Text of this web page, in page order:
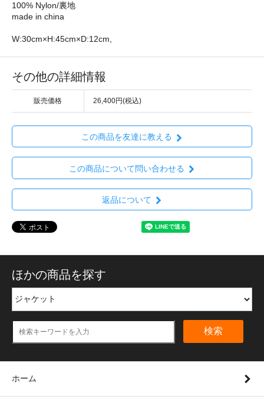
100% Nylon/裏地
made in china
W:30cm×H:45cm×D:12cm,
その他の詳細情報
販売価格 26,400円(税込)
この商品を友達に教える
この商品について問い合わせる
返品について
ほかの商品を探す
検索
ホーム